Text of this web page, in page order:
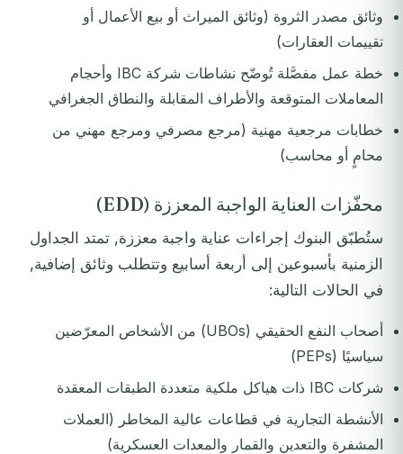
وثائق مصدر الثروة (وثائق الميراث أو بيع الأعمال أو
تقييمات العقارات)
خطة عمل مفصَّلة تُوضّح نشاطات شركة IBC وأحجام
المعاملات المتوقعة والأطراف المقابلة والنطاق الجغرافي
خطابات مرجعية مهنية (مرجع مصرفي ومرجع مهني من
محامٍ أو محاسب)
محفّزات العناية الواجبة المعززة (EDD)
ستُطبّق البنوك إجراءات عناية واجبة معززة, تمتد الجداول
الزمنية بأسبوعين إلى أربعة أسابيع وتتطلب وثائق إضافية,
في الحالات التالية:
أصحاب النفع الحقيقي (UBOs) من الأشخاص المعرّضين
سياسيًا (PEPs)
شركات IBC ذات هياكل ملكية متعددة الطبقات المعقدة
الأنشطة التجارية في قطاعات عالية المخاطر (العملات
المشفرة والتعدين والقمار والمعدات العسكرية)